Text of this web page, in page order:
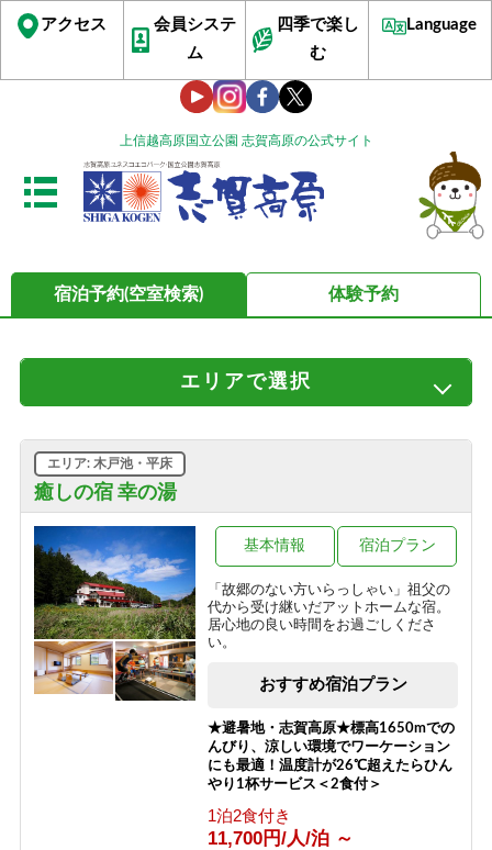
上信越高原国立公園 志賀高原の公式サイト
アクセス
会員システ
ム
四季で楽し
む
Language
宿泊予約(空室検索) 体験予約
エリアで選択
ビワ池・ジャイアント
一の瀬
木戸池・平床 熊の湯・熊の湯ほたる温泉
横手山・渋峠
癒しの宿 幸の湯
エリア: 木戸池・平床
「故郷のない方いらっしゃい」祖父の
代から受け継いだアットホームな宿。
居心地の良い時間をお過ごしくださ
い。
基本情報 宿泊プラン
おすすめ宿泊プラン
★避暑地・志賀高原★標高1650mでの
んびり、涼しい環境でワーケーション
にも最適！温度計が26℃超えたらひん
やり1杯サービス＜2食付＞
1泊2食付き
11,700円/人/泊 ～